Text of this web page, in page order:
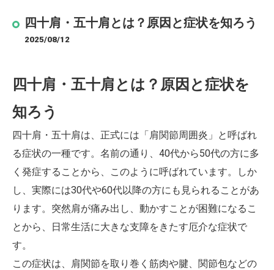
四十肩・五十肩とは？原因と症状を知ろう
2025/08/12
四十肩・五十肩とは？原因と症状を
知ろう
四十肩・五十肩は、正式には「肩関節周囲炎」と呼ばれ
る症状の一種です。名前の通り、40代から50代の方に多
く発症することから、このように呼ばれています。しか
し、実際には30代や60代以降の方にも見られることがあ
ります。突然肩が痛み出し、動かすことが困難になるこ
とから、日常生活に大きな支障をきたす厄介な症状で
す。
この症状は、肩関節を取り巻く筋肉や腱、関節包などの